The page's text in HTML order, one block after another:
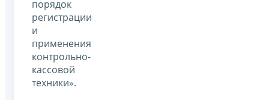
порядок
регистрации
и
применения
контрольно-
кассовой
техники».